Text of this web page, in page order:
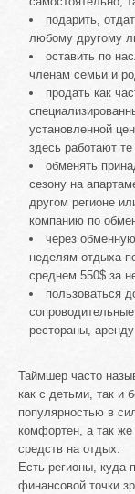
подарить,
любому другому
оставить по
членам семьи и
продать как
установленной
здесь работают
обменять
сезону на
другом регионе
компанию по
через
неделям отдыха
среднем 550$ за
пользоваться
рестораны,
Таймшер часто
как с детьми, так и
популярностью в
комфортен, а так
средств на отдых.
Есть регионы, куда
финансовой точки